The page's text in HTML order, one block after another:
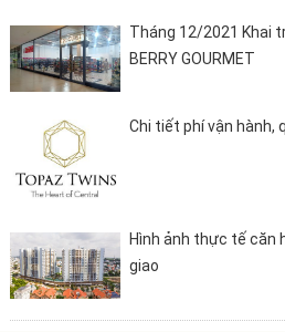
Tháng 12/2021 Khai
BERRY GOURMET
Chi tiết phí vận hành,
Hình ảnh thực tế căn
giao